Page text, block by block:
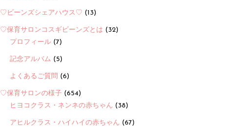
♡ビーンズシェアハウス♡ (13)
♡保育サロンコスギビーンズとは (32)
プロフィール (7)
記念アルバム (5)
よくあるご質問 (6)
♡保育サロンの様子 (654)
ヒヨコクラス・ネンネの赤ちゃん (38)
アヒルクラス・ハイハイの赤ちゃん (67)